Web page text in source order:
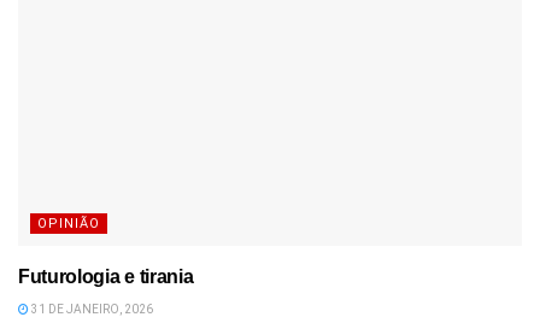
OPINIÃO
Futurologia e tirania
31 DE JANEIRO, 2026